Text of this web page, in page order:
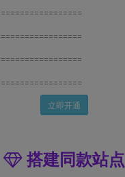
立即开通
搭建同款站点